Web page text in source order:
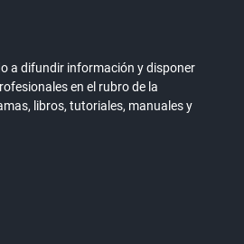
a difundir información y disponer
en el rubro de la
libros, tutoriales, manuales y